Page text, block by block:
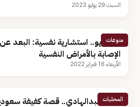
السبت 29 يوليو 2023
منوعات
بالفيديو.. استشارية نفسية: البعد
الإصابة بالأمراض النفسية
الأربعاء 16 فبراير 2022
المحليات
منيرة عبدالهادي.. قصة كفيفة